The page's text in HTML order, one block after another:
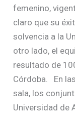
femenino,
claro que su
solvencia a la
otro lado, el
resultado de
Córdoba. En
sala, los
Universidad de